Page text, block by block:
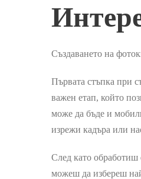
Създаването на
Първата стъпка при
важен етап, който
може да бъде и
изрежи кадъра или
След като обработиш
можеш да избереш